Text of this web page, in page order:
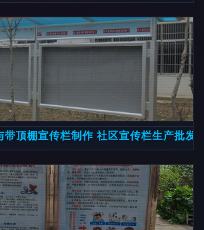
带顶棚宣传栏制作 社区宣传栏生产批发